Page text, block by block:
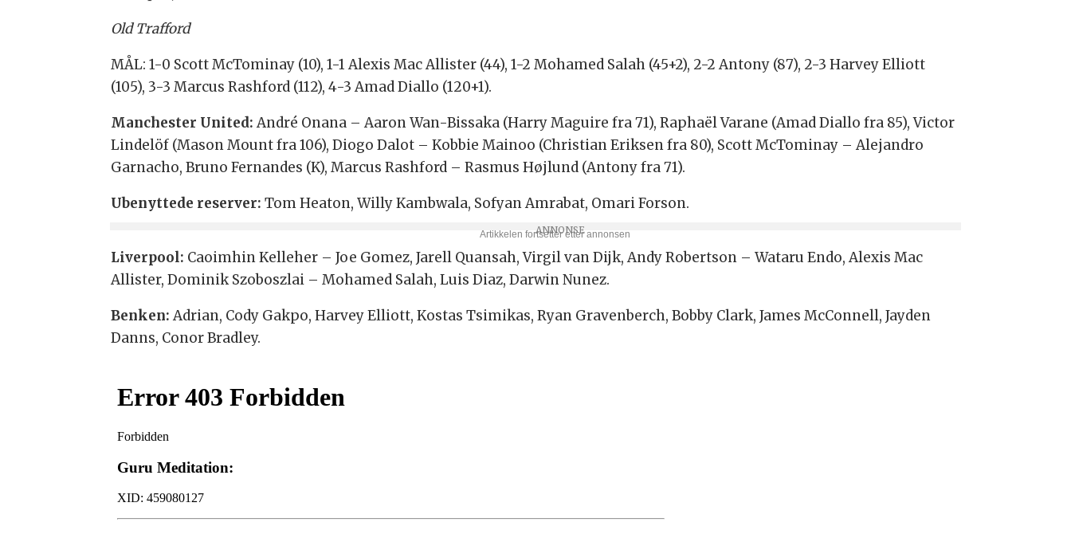
Old Trafford
MÅL: 1-0 Scott McTominay (10), 1-1 Alexis Mac Allister (44), 1-2 Mohamed Salah (45+2), 2-2 Antony (87), 2-3 Harvey Elliott
(105), 3-3 Marcus Rashford (112), 4-3 Amad Diallo (120+1).
Manchester United: André Onana – Aaron Wan-Bissaka (Harry Maguire fra 71), Raphaël Varane (Amad Diallo fra 85), Victor
Lindelöf (Mason Mount fra 106), Diogo Dalot – Kobbie Mainoo (Christian Eriksen fra 80), Scott McTominay – Alejandro
Garnacho, Bruno Fernandes (K), Marcus Rashford – Rasmus Højlund (Antony fra 71).
Ubenyttede reserver: Tom Heaton, Willy Kambwala, Sofyan Amrabat, Omari Forson.
Liverpool: Caoimhin Kelleher – Joe Gomez, Jarell Quansah, Virgil van Dijk, Andy Robertson – Wataru Endo, Alexis Mac
Allister, Dominik Szoboszlai – Mohamed Salah, Luis Diaz, Darwin Nunez.
Benken: Adrian, Cody Gakpo, Harvey Elliott, Kostas Tsimikas, Ryan Gravenberch, Bobby Clark, James McConnell, Jayden
Danns, Conor Bradley.